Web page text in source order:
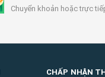
Chuyển khoản hoặc trực
CHẤP NHẬN